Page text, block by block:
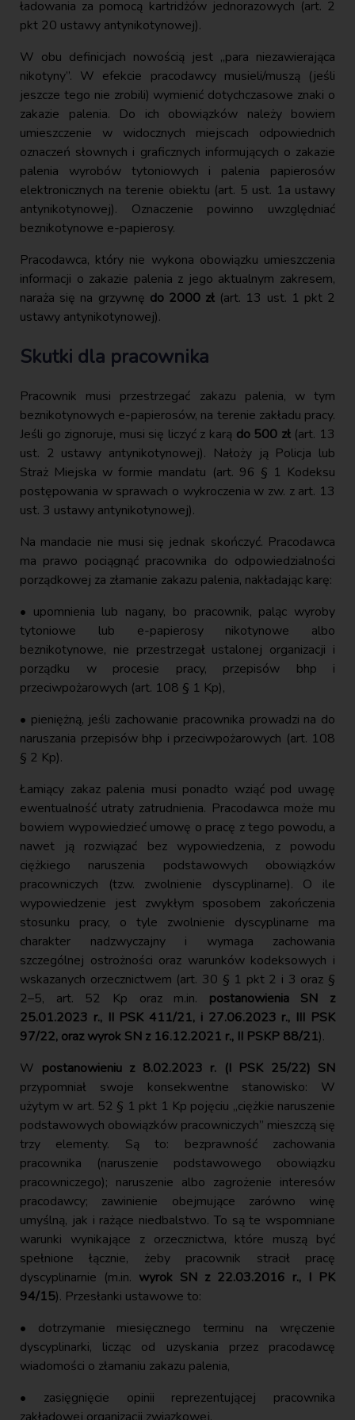
ładowania za pomocą kartridżów jednorazowych (art. 2
pkt 20 ustawy antynikotynowej).
W obu definicjach nowością jest „para niezawierająca
nikotyny”. W efekcie pracodawcy musieli/muszą (jeśli
jeszcze tego nie zrobili) wymienić dotychczasowe znaki o
zakazie palenia. Do ich obowiązków należy bowiem
umieszczenie w widocznych miejscach odpowiednich
oznaczeń słownych i graficznych informujących o zakazie
palenia wyrobów tytoniowych i palenia papierosów
elektronicznych na terenie obiektu (art. 5 ust. 1a ustawy
antynikotynowej). Oznaczenie powinno uwzględniać
beznikotynowe e-papierosy.
Pracodawca, który nie wykona obowiązku umieszczenia
informacji o zakazie palenia z jego aktualnym zakresem,
naraża się na grzywnę do 2000 zł (art. 13 ust. 1 pkt 2
ustawy antynikotynowej).
Skutki dla pracownika
Pracownik musi przestrzegać zakazu palenia, w tym
beznikotynowych e-papierosów, na terenie zakładu pracy.
Jeśli go zignoruje, musi się liczyć z karą do 500 zł(art. 13
ust. 2 ustawy antynikotynowej). Nałoży ją Policja lub
Straż Miejska w formie mandatu (art. 96 § 1 Kodeksu
postępowania w sprawach o wykroczenia w zw. z art. 13
ust. 3 ustawy antynikotynowej).
Na mandacie nie musi się jednak skończyć. Pracodawca
ma prawo pociągnąć pracownika do odpowiedzialności
porządkowej za złamanie zakazu palenia, nakładając karę:
• upomnienia lub nagany, bo pracownik, paląc wyroby
tytoniowe lub e-papierosy nikotynowe albo
beznikotynowe, nie przestrzegał ustalonej organizacji i
porządku w procesie pracy, przepisów bhp i
przeciwpożarowych (art. 108 § 1 Kp),
• pieniężną, jeśli zachowanie pracownika prowadzi na do
naruszania przepisów bhp i przeciwpożarowych (art. 108
§ 2 Kp).
Łamiący zakaz palenia musi ponadto wziąć pod uwagę
ewentualność utraty zatrudnienia. Pracodawca może mu
bowiem wypowiedzieć umowę o pracę z tego powodu, a
nawet ją rozwiązać bez wypowiedzenia, z powodu
ciężkiego naruszenia podstawowych obowiązków
pracowniczych (tzw. zwolnienie dyscyplinarne). O ile
wypowiedzenie jest zwykłym sposobem zakończenia
stosunku pracy, o tyle zwolnienie dyscyplinarne ma
charakter nadzwyczajny i wymaga zachowania
szczególnej ostrożności oraz warunków kodeksowych i
wskazanych orzecznictwem (art. 30 § 1 pkt 2 i 3 oraz §
2–5, art. 52 Kp oraz m.in. postanowienia SN z
25.01.2023 r., II PSK 411/21, i 27.06.2023 r., III PSK
97/22, oraz wyrok SN z 16.12.2021 r., II PSKP 88/21).
W postanowieniu z 8.02.2023 r. (I PSK 25/22) SN
przypomniał swoje konsekwentne stanowisko: W
użytym w art. 52 § 1 pkt 1 Kp pojęciu „ciężkie naruszenie
podstawowych obowiązków pracowniczych” mieszczą się
trzy elementy. Są to: bezprawność zachowania
pracownika (naruszenie podstawowego obowiązku
pracowniczego); naruszenie albo zagrożenie interesów
pracodawcy; zawinienie obejmujące zarówno winę
umyślną, jak i rażące niedbalstwo. To są te wspomniane
warunki wynikające z orzecznictwa, które muszą być
spełnione łącznie, żeby pracownik stracił pracę
dyscyplinarnie (m.in. wyrok SN z 22.03.2016 r., I PK
94/15). Przesłanki ustawowe to:
• dotrzymanie miesięcznego terminu na wręczenie
dyscyplinarki, licząc od uzyskania przez pracodawcę
wiadomości o złamaniu zakazu palenia,
• zasięgnięcie opinii reprezentującej pracownika